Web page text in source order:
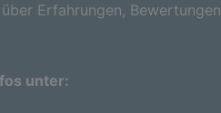
Erfahrungen,
unter: